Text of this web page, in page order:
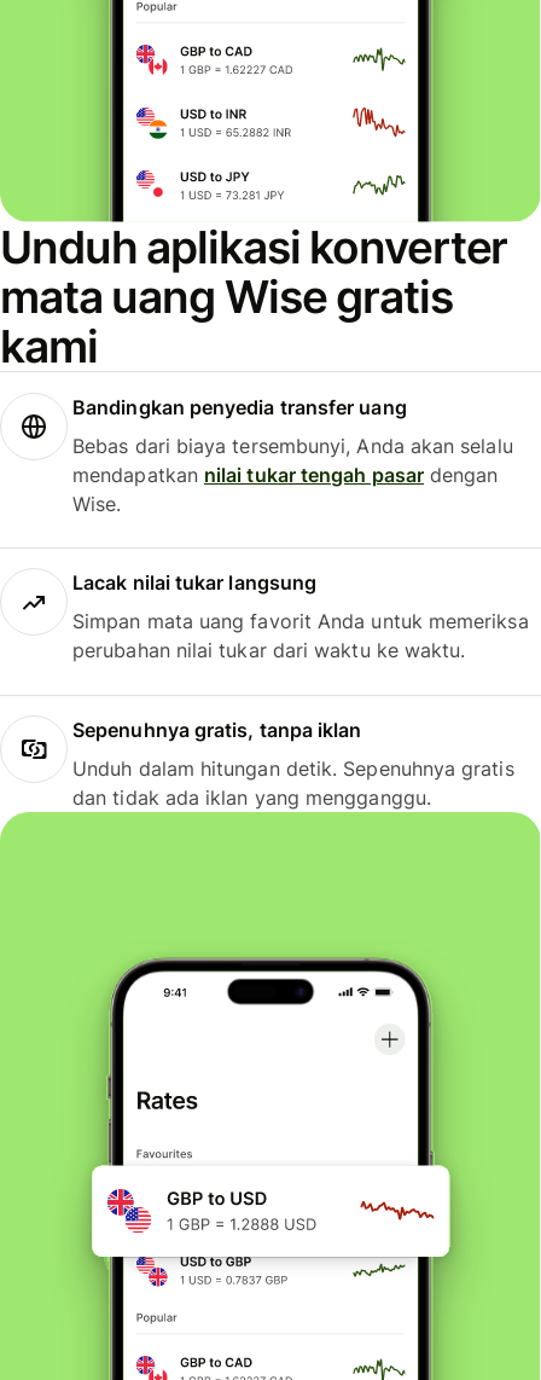
Unduh aplikasi konverter
mata uang Wise gratis
kami
Bandingkan penyedia transfer uang
Bebas dari biaya tersembunyi, Anda akan selalu
mendapatkan nilai tukar tengah pasardengan
Wise.
Lacak nilai tukar langsung
Simpan mata uang favorit Anda untuk memeriksa
perubahan nilai tukar dari waktu ke waktu.
Sepenuhnya gratis, tanpa iklan
Unduh dalam hitungan detik. Sepenuhnya gratis
dan tidak ada iklan yang mengganggu.